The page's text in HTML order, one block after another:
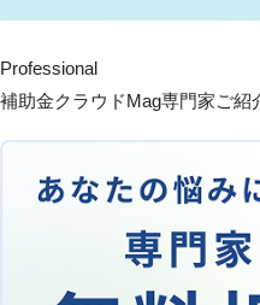
Professional
補助金クラウドMag専門家ご紹